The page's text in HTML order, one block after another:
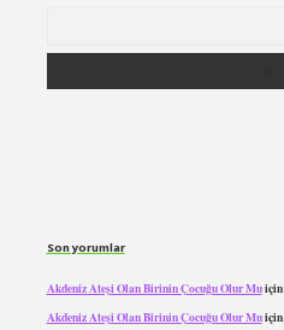
Son yorumlar
Akdeniz Ateşi Olan Birinin Çocuğu Olur Muiçin
Akdeniz Ateşi Olan Birinin Çocuğu Olur Muiçin